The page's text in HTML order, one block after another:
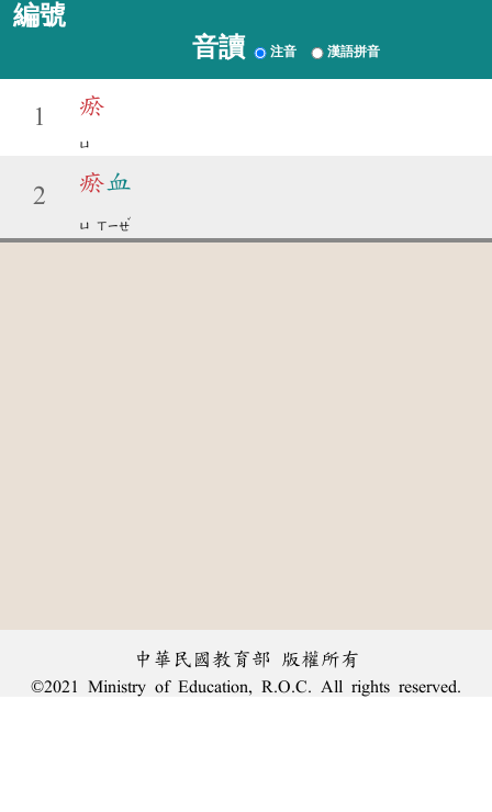
編號
音讀 注音 漢語拼音
1 瘀
ㄩ
2
瘀血
ㄩ ㄒㄧㄝ
ˇ
中華民國教育部 版權所有
©2021 Ministry of Education, R.O.C. All rights reserved.